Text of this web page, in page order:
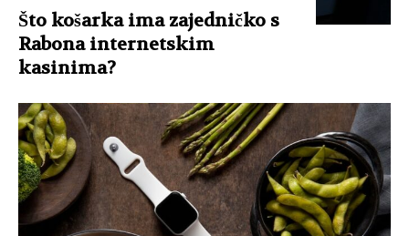
Što košarka ima zajedničko s
Rabona internetskim
kasinima?